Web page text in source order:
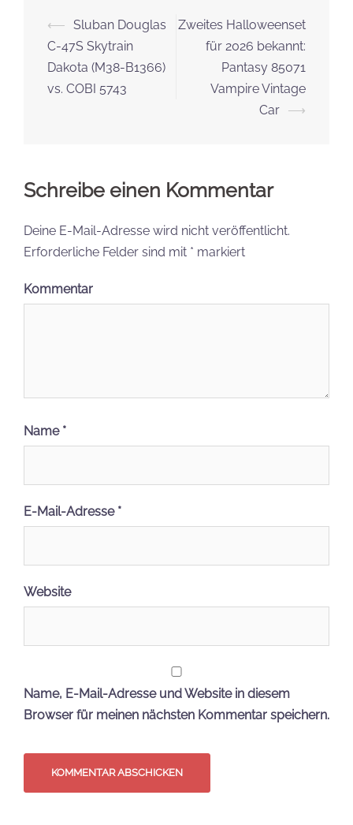
Beitrags-
Navigation
⟵ Sluban Douglas
C-47S Skytrain
Dakota (M38-B1366)
vs. COBI 5743
Zweites Halloweenset
für 2026 bekannt:
Pantasy 85071
Vampire Vintage
Car ⟶
Schreibe einen Kommentar
Deine E-Mail-Adresse wird nicht veröffentlicht.
Erforderliche Felder sind mit * markiert
Kommentar
Name *
E-Mail-Adresse *
Website
Name, E-Mail-Adresse und Website in diesem
Browser für meinen nächsten Kommentar speichern.